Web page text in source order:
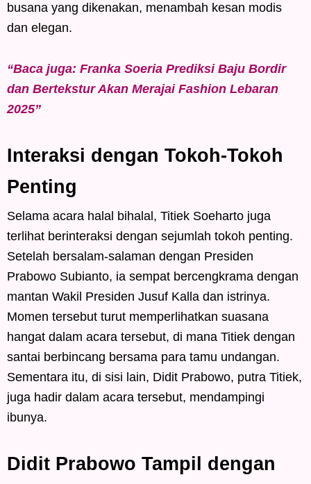
busana yang dikenakan, menambah kesan modis
dan elegan.
“Baca juga: Franka Soeria Prediksi Baju Bordir
dan Bertekstur Akan Merajai Fashion Lebaran
2025”
Interaksi dengan Tokoh-Tokoh
Penting
Selama acara halal bihalal, Titiek Soeharto juga
terlihat berinteraksi dengan sejumlah tokoh penting.
Setelah bersalam-salaman dengan Presiden
Prabowo Subianto, ia sempat bercengkrama dengan
mantan Wakil Presiden Jusuf Kalla dan istrinya.
Momen tersebut turut memperlihatkan suasana
hangat dalam acara tersebut, di mana Titiek dengan
santai berbincang bersama para tamu undangan.
Sementara itu, di sisi lain, Didit Prabowo, putra Titiek,
juga hadir dalam acara tersebut, mendampingi
ibunya.
Didit Prabowo Tampil dengan